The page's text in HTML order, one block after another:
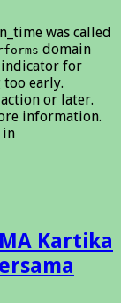
was called
domain
indicator for
early.
action or later.
information.
in
Kartika